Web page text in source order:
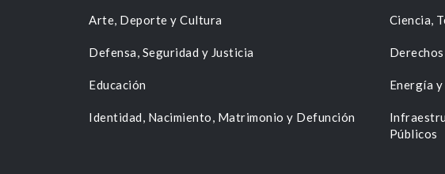
Arte, Deporte y Cultura Ciencia,
Defensa, Seguridad y Justicia
Educación Energía
Identidad, Nacimiento, Matrimonio y Defunción
Públicos